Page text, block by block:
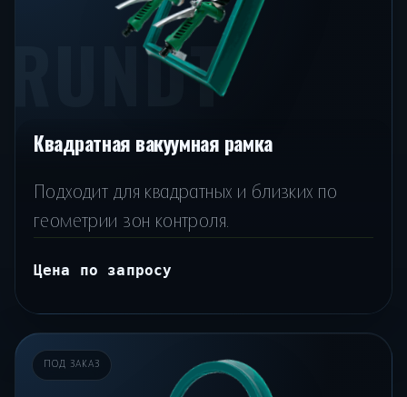
RUNDT
Квадратная вакуумная рамка
Подходит для квадратных и близких по
геометрии зон контроля.
Цена по запросу
ПОД ЗАКАЗ